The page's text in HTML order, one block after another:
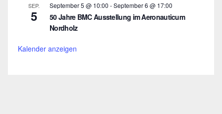
SEP.
5
September 5 @ 10:00 -September 6 @ 17:00
50 Jahre BMC Ausstellung im Aeronauticum
Nordholz
Kalender anzeigen